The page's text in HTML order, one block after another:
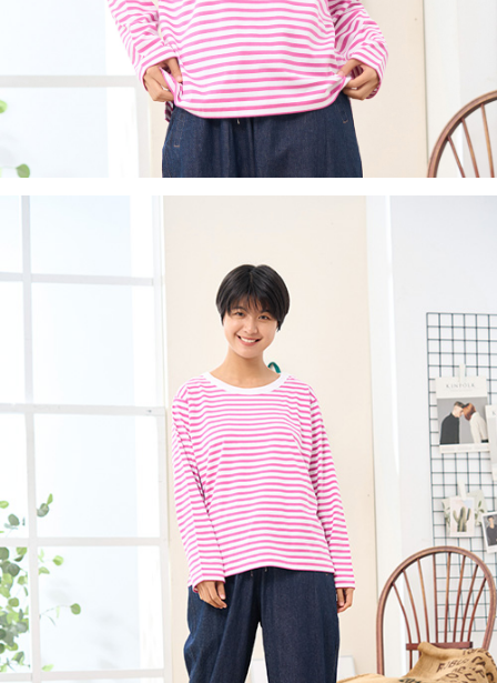
３．未成年的使用者請事先徵得法定代理人或監護人之同意方可使用
「AFTEE先享後付」，若未經同意申辦者引起之損失，本公司不負相關責
４．使用「AFTEE先享後付」時，將依據個別帳號之用戶狀況，依本公司即
時審查核予不同之上限額度；若仍有額度不足之情形，本公司將視審查結果
請求用戶進行身份認證。
５．嚴禁一人註冊多個帳號或使用他人資訊註冊。若發現惡意使用之情形，
恩沛科技股份有限公司將有權停止該用戶之使用額度並採取法律行動。